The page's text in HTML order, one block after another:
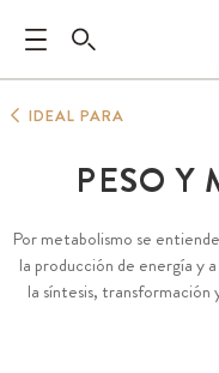
IDEAL PARA
PESO Y
Por metabolismo se
la producción de energía y
la síntesis, transformación